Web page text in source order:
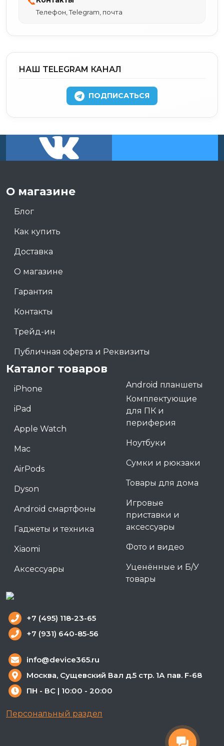
Телефон, Telegram, почта
НАШ TELEGRAM КАНАЛ
ПОДПИСАТЬСЯ
О магазине
Блог
Как купить
Доставка
О магазине
Гарантия
Контакты
Трейд-ин
Публичная оферта и Реквизиты
Каталог товаров
iPhone
iPad
Apple Watch
Mac
AirPods
Dyson
Android смартфоны
Гаджеты и техника
Xiaomi
Аксессуары
Android планшеты
Комплектующие
для ПК и
периферия
Ноутбуки
Сумки и рюкзаки
Товары для дома
Игровые
приставки и
аксессуары
Фото и видео
Уценённые и Б/У
товары
+7 (495) 118-23-65
+7 (931) 640-85-56
info@device365.ru
Москва, Сущевский Вал д.5 стр. 1А пав. F-68
ПН - ВС | 10:00 - 20:00
Персональный раздел